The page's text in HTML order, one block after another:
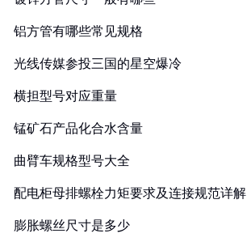
铝方管有哪些常见规格
光线传媒参投三国的星空爆冷
横担型号对应重量
锰矿石产品化合水含量
曲臂车规格型号大全
配电柜母排螺栓力矩要求及连接规范详解
膨胀螺丝尺寸是多少